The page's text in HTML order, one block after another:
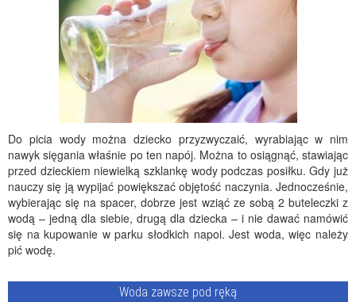
Do picia wody można dziecko przyzwyczaić, wyrabiając w nim
nawyk sięgania właśnie po ten napój. Można to osiągnąć, stawiając
przed dzieckiem niewielką szklankę wody podczas posiłku. Gdy już
nauczy się ją wypijać powiększać objętość naczynia. Jednocześnie,
wybierając się na spacer, dobrze jest wziąć ze sobą 2 buteleczki z
wodą – jedną dla siebie, drugą dla dziecka – i nie dawać namówić
się na kupowanie w parku słodkich napoi. Jest woda, więc należy
pić wodę.
Woda zawsze pod ręką